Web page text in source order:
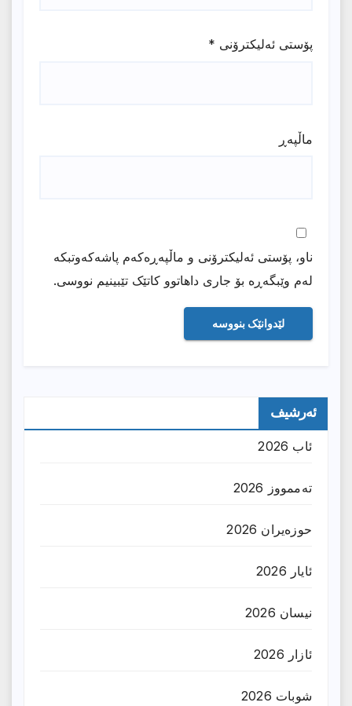
پۆستی ئەلیکترۆنی *
ماڵپه‌ڕ
ناو، پۆستی ئەلیکترۆنی و ماڵپەڕەکەم پاشەکەوتبکە
لەم وێبگەڕە بۆ جاری داهاتوو کاتێک تێبینیم نووسی.
ئەرشیف
ئاب 2026
تەممووز 2026
حوزه‌یران 2026
ئایار 2026
نیسان 2026
ئازار 2026
شوبات 2026